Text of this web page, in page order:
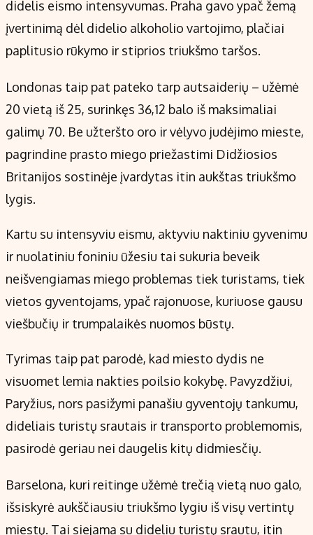
didelis eismo intensyvumas. Praha gavo ypač žemą
įvertinimą dėl didelio alkoholio vartojimo, plačiai
paplitusio rūkymo ir stiprios triukšmo taršos.
Londonas taip pat pateko tarp autsaiderių – užėmė
20 vietą iš 25, surinkęs 36,12 balo iš maksimaliai
galimų 70. Be užteršto oro ir vėlyvo judėjimo mieste,
pagrindine prasto miego priežastimi Didžiosios
Britanijos sostinėje įvardytas itin aukštas triukšmo
lygis.
Kartu su intensyviu eismu, aktyviu naktiniu gyvenimu
ir nuolatiniu foniniu ūžesiu tai sukuria beveik
neišvengiamas miego problemas tiek turistams, tiek
vietos gyventojams, ypač rajonuose, kuriuose gausu
viešbučių ir trumpalaikės nuomos būstų.
Tyrimas taip pat parodė, kad miesto dydis ne
visuomet lemia nakties poilsio kokybę. Pavyzdžiui,
Paryžius, nors pasižymi panašiu gyventojų tankumu,
dideliais turistų srautais ir transporto problemomis,
pasirodė geriau nei daugelis kitų didmiesčių.
Barselona, kuri reitinge užėmė trečią vietą nuo galo,
išsiskyrė aukščiausiu triukšmo lygiu iš visų vertintų
miestų. Tai siejama su dideliu turistų srautu, itin